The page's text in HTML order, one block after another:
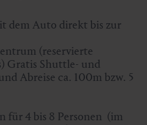
dem Auto direkt bis zur
(reservierte
Gratis Shuttle- und
Abreise ca. 100m bzw. 5
für 4 bis 8 Personen (im